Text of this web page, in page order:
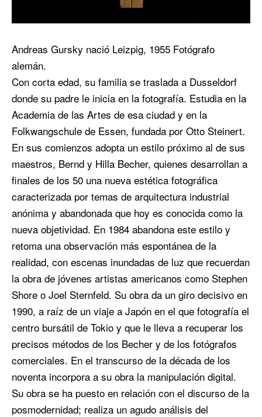
Andreas Gursky nació Leizpig, 1955 Fotógrafo
alemán.
Con corta edad, su familia se traslada a Dusseldorf
donde su padre le inicia en la fotografía. Estudia en la
Academia de las Artes de esa ciudad y en la
Folkwangschule de Essen, fundada por Otto Steinert.
En sus comienzos adopta un estilo próximo al de sus
maestros, Bernd y Hilla Becher, quienes desarrollan a
finales de los 50 una nueva estética fotográfica
caracterizada por temas de arquitectura industrial
anónima y abandonada que hoy es conocida como la
nueva objetividad. En 1984 abandona este estilo y
retoma una observación más espontánea de la
realidad, con escenas inundadas de luz que recuerdan
la obra de jóvenes artistas americanos como Stephen
Shore o Joel Sternfeld. Su obra da un giro decisivo en
1990, a raíz de un viaje a Japón en el que fotografía el
centro bursátil de Tokio y que le lleva a recuperar los
precisos métodos de los Becher y de los fotógrafos
comerciales. En el transcurso de la década de los
noventa incorpora a su obra la manipulación digital.
Su obra se ha puesto en relación con el discurso de la
posmodernidad; realiza un agudo análisis del